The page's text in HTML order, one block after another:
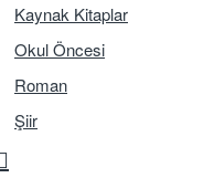
Kaynak Kitaplar
Okul Öncesi
Roman
Şiir